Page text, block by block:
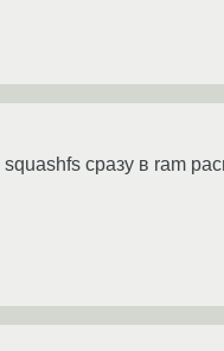
сразу в ram